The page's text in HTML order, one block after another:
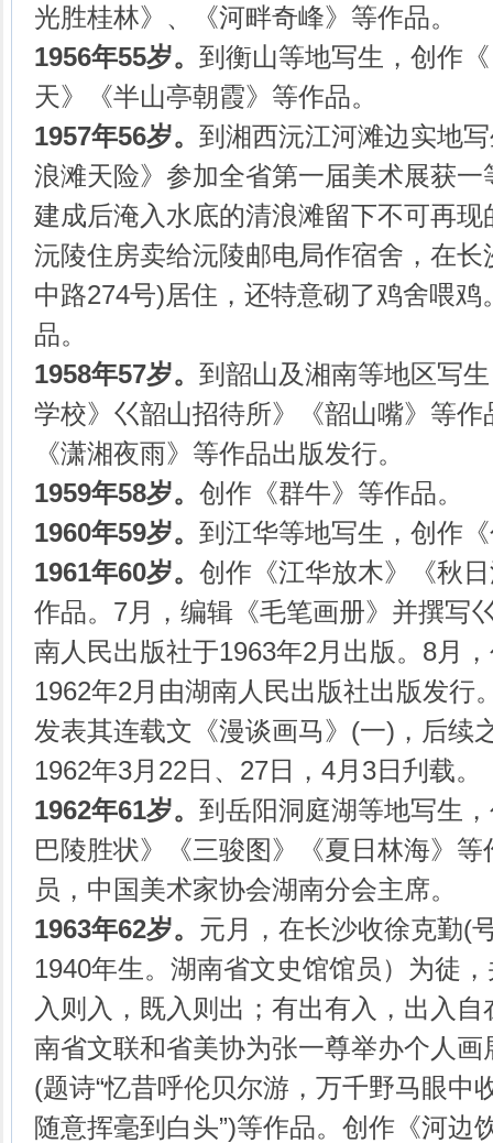
光胜桂林》、《河畔奇峰》等作品。
1956年55岁。 到衡山等地写生，创作
天》《半山亭朝霞》等作品。
1957年56岁。 到湘西沅江河滩边实地
浪滩天险》参加全省第一届美术展获
建成后淹入水底的清浪滩留下不可再
沅陵住房卖给沅陵邮电局作宿舍，在
中路274号)居住，还特意砌了鸡舍喂
品。
1958年57岁。 到韶山及湘南等地区写
学校》巜韶山招待所》《韶山嘴》等
《潇湘夜雨》等作品出版发行。
1959年58岁。 创作《群牛》等作品。
1960年59岁。 到江华等地写生，创作
1961年60岁。 创作《江华放木》《秋
作品。7月，编辑《毛笔画册》并撰写
南人民出版社于1963年2月出版。8月
1962年2月由湖南人民出版社出版发行
发表其连载文《漫谈画马》(一)，后续
1962年3月22日、27日，4月3日刋载。
1962年61岁。 到岳阳洞庭湖等地写生
巴陵胜状》《三骏图》《夏日林海》
员，中国美术家协会湖南分会主席。
1963年62岁。 元月，在长沙收徐克勤(
1940年生。湖南省文史馆馆员）为徒
入则入，既入则出；有出有入，出入自
南省文联和省美协为张一尊举办个人
(题诗“忆昔呼伦贝尔游，万千野马眼中
随意挥毫到白头”)等作品。创作《河边